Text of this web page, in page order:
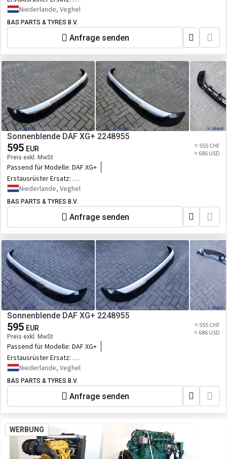
2248955,2328745,2398379,D2248955UPCOMPL,5.00252
Niederlande, Veghel
BAS PARTS & TYRES B.V.
Anfrage senden
Sonnenblende DAF XG+ 2248955
595 EUR
Preis exkl. MwSt
≈ 555 CHF
≈ 686 USD
Passend für Modelle: DAF XG+
Erstausrüster Ersatz:
2248955,2328745,2398379,D2248955UPCOMPL,5.00252
Niederlande, Veghel
BAS PARTS & TYRES B.V.
Anfrage senden
Sonnenblende DAF XG+ 2248955
595 EUR
Preis exkl. MwSt
≈ 555 CHF
≈ 686 USD
Passend für Modelle: DAF XG+
Erstausrüster Ersatz:
2248955,2328745,2398379,D2248955UPCOMPL,5.00252
Niederlande, Veghel
BAS PARTS & TYRES B.V.
Anfrage senden
WERBUNG